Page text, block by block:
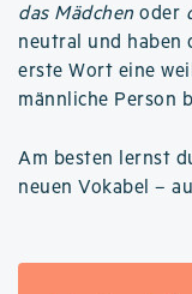
das Mädchen oder
neutral und haben
erste Wort eine
männliche Person
Am besten lernst
neuen Vokabel –